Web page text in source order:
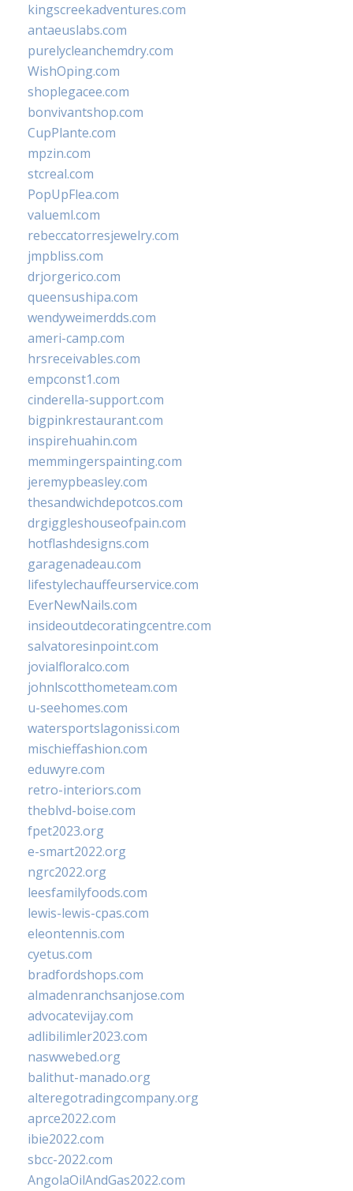
kingscreekadventures.com
antaeuslabs.com
purelycleanchemdry.com
WishOping.com
shoplegacee.com
bonvivantshop.com
CupPlante.com
mpzin.com
stcreal.com
PopUpFlea.com
valueml.com
rebeccatorresjewelry.com
jmpbliss.com
drjorgerico.com
queensushipa.com
wendyweimerdds.com
ameri-camp.com
hrsreceivables.com
empconst1.com
cinderella-support.com
bigpinkrestaurant.com
inspirehuahin.com
memmingerspainting.com
jeremypbeasley.com
thesandwichdepotcos.com
drgiggleshouseofpain.com
hotflashdesigns.com
garagenadeau.com
lifestylechauffeurservice.com
EverNewNails.com
insideoutdecoratingcentre.com
salvatoresinpoint.com
jovialfloralco.com
johnlscotthometeam.com
u-seehomes.com
watersportslagonissi.com
mischieffashion.com
eduwyre.com
retro-interiors.com
theblvd-boise.com
fpet2023.org
e-smart2022.org
ngrc2022.org
leesfamilyfoods.com
lewis-lewis-cpas.com
eleontennis.com
cyetus.com
bradfordshops.com
almadenranchsanjose.com
advocatevijay.com
adlibilimler2023.com
naswwebed.org
balithut-manado.org
alteregotradingcompany.org
aprce2022.com
ibie2022.com
sbcc-2022.com
AngolaOilAndGas2022.com